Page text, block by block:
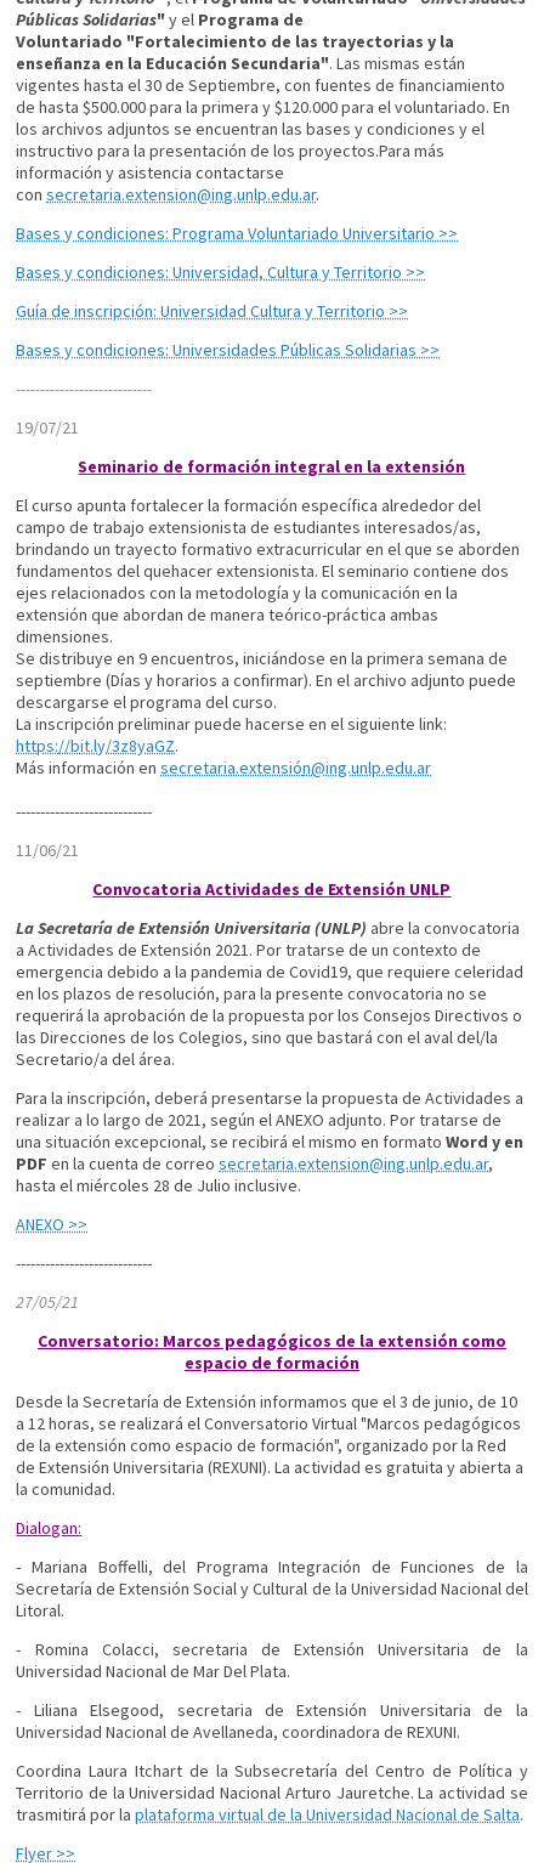
Públicas Solidarias"y el Programa de
Voluntariado "Fortalecimiento de las trayectorias y la
enseñanza en la Educación Secundaria". Las mismas están
vigentes hasta el 30 de Septiembre, con fuentes de financiamiento
de hasta $500.000 para la primera y $120.000 para el voluntariado. En
los archivos adjuntos se encuentran las bases y condiciones y el
instructivo para la presentación de los proyectos.Para más
información y asistencia contactarse
consecretaria.extension@ing.unlp.edu.ar.
Bases y condiciones: Programa Voluntariado Universitario >>
Bases y condiciones: Universidad, Cultura y Territorio >>
Guía de inscripción: Universidad Cultura y Territorio >>
Bases y condiciones: Universidades Públicas Solidarias >>
----------------------------
19/07/21
Seminario de formación integral en la extensión
El curso apunta fortalecer la formación específica alrededor del
campo de trabajo extensionista de estudiantes interesados/as,
brindando un trayecto formativo extracurricular en el que se aborden
fundamentos del quehacer extensionista. El seminario contiene dos
ejes relacionados con la metodología y la comunicación en la
extensión que abordan de manera teórico-práctica ambas
dimensiones.
Se distribuye en 9 encuentros, iniciándose en la primera semana de
septiembre (Días y horarios a confirmar). En el archivo adjunto puede
descargarse el programa del curso.
La inscripción preliminar puede hacerse en el siguiente link:
https://bit.ly/3z8yaGZ.
Más información ensecretaria.extensión@ing.unlp.edu.ar
----------------------------
11/06/21
Convocatoria Actividades de Extensión UNLP
La Secretaría de Extensión Universitaria (UNLP) abre la convocatoria
a Actividades de Extensión 2021. Por tratarse de un contexto de
emergencia debido a la pandemia de Covid19, que requiere celeridad
en los plazos de resolución, para la presente convocatoria no se
requerirá la aprobación de la propuesta por los Consejos Directivos o
las Direcciones de los Colegios, sino que bastará con el aval del/la
Secretario/a del área.
Para la inscripción, deberá presentarse la propuesta de Actividades a
realizar a lo largo de 2021, según el ANEXO adjunto. Por tratarse de
una situación excepcional, se recibirá el mismo en formatoWord y en
PDF en la cuenta de correosecretaria.extension@ing.unlp.edu.ar,
hasta el miércoles 28 de Julio inclusive.
ANEXO >>
----------------------------
27/05/21
Conversatorio: Marcos pedagógicos de la extensión como
espacio de formación
Desde la Secretaría de Extensión informamos que el 3 de junio, de 10
a 12 horas, se realizará el Conversatorio Virtual "Marcos pedagógicos
de la extensión como espacio de formación", organizado por la Red
de Extensión Universitaria (REXUNI). La actividad es gratuita y abierta a
la comunidad.
Dialogan:
- Mariana Boffelli, del Programa Integración de Funciones de la
Secretaría de Extensión Social y Cultural de la Universidad Nacional del
Litoral.
- Romina Colacci, secretaria de Extensión Universitaria de la
Universidad Nacional de Mar Del Plata.
- Liliana Elsegood, secretaria de Extensión Universitaria de la
Universidad Nacional de Avellaneda, coordinadora de REXUNI.
Coordina Laura Itchart de la Subsecretaría del Centro de Política y
Territorio de la Universidad Nacional Arturo Jauretche. La actividad se
trasmitirá por laplataforma virtual de la Universidad Nacional de Salta.
Flyer >>